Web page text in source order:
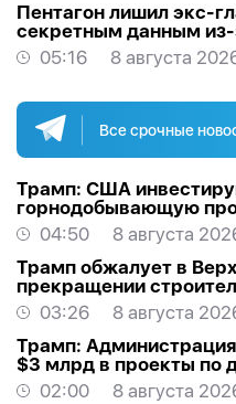
Пентагон лишил экс-
секретным данным из-
05:16
8 августа
Все срочные
Трамп: США
горнодобывающую
04:50
8 августа
Трамп обжалует в
прекращении
Белом доме
03:26
8 августа
Трамп:
$3 млрд в проекты по
ископаемых
02:00
8 августа